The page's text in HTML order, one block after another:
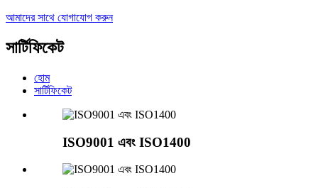
আমাদের সাথে যোগাযোগ করুন
সার্টিফিকেট
হোম
সার্টিফিকেট
ISO9001 এবং ISO1400